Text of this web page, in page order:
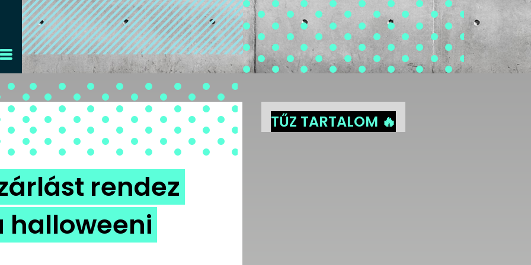
rendez
halloweeni
TŰZ TARTALOM 🔥